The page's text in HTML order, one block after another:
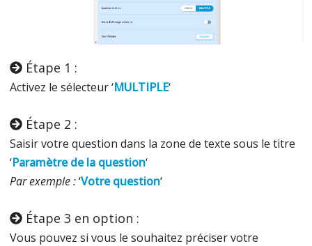
Étape 1 :
Activez le sélecteur ‘MULTIPLE‘
Étape 2 :
Saisir votre question dans la zone de texte sous le titre
‘Paramètre de la question‘
Par exemple :‘Votre question‘
Étape 3 en option :
Vous pouvez si vous le souhaitez préciser votre